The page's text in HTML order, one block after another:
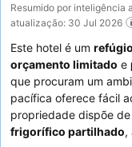
Resumido por inteligência
atualização: 30 Jul 2026
Este hotel é um
orçamento limitado e
que procuram um
pacífica oferece fácil
propriedade dispõe
frigorífico partilhado,